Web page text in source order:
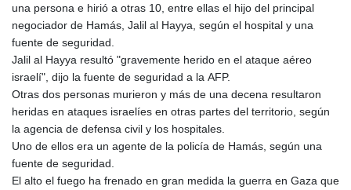
una persona e hirió a otras 10, entre ellas el hijo del principal
negociador de Hamás, Jalil al Hayya, según el hospital y una
fuente de seguridad.
Jalil al Hayya resultó "gravemente herido en el ataque aéreo
israelí", dijo la fuente de seguridad a la AFP.
Otras dos personas murieron y más de una decena resultaron
heridas en ataques israelíes en otras partes del territorio, según
la agencia de defensa civil y los hospitales.
Uno de ellos era un agente de la policía de Hamás, según una
fuente de seguridad.
El alto el fuego ha frenado en gran medida la guerra en Gaza que